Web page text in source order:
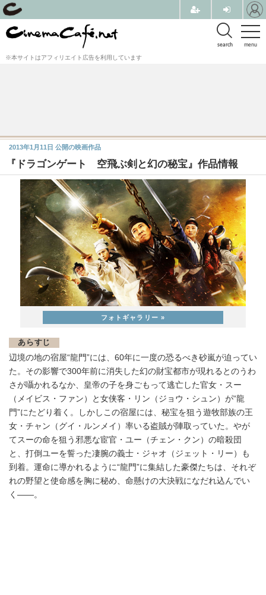
menu
search
※本サイトはアフィリエイト広告を利用しています
『ドラゴンゲート 空飛ぶ剣と幻の秘宝』作品情報
2013年1月11日 公開の映画作品
あらすじ
辺境の地の宿屋“龍門”には、60年に一度の恐るべき砂嵐が迫ってい
た。その影響で300年前に消失した幻の財宝都市が現れるとのうわ
さが囁かれるなか、皇帝の子を身ごもって逃亡した官女・スー
（メイビス・ファン）と女侠客・リン（ジョウ・シュン）が“龍
門”にたどり着く。しかしこの宿屋には、秘宝を狙う遊牧部族の王
女・チャン（グイ・ルンメイ）率いる盗賊が陣取っていた。やが
てスーの命を狙う邪悪な宦官・ユー（チェン・クン）の暗殺団
と、打倒ユーを誓った凄腕の義士・ジャオ（ジェット・リー）も
到着。運命に導かれるように“龍門”に集結した豪傑たちは、それぞ
れの野望と使命感を胸に秘め、命懸けの大決戦になだれ込んでい
く――。